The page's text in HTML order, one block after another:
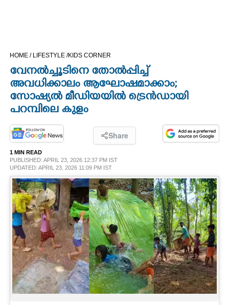
OPINION
LIFESTYLE
SPIRITUAL
INFO+
ART
ASTRO
HOME / LIFESTYLE /KIDS CORNER
വേനൽച്ചൂടിനെ തോൽപ്പിച്ച്
അവധിക്കാലം ആഘോഷമാക്കാം;
സോഷ്യൽ മീഡിയയിൽ ട്രെൻഡായി
പറമ്പിലെ കുളം
Share
1 MIN READ
PUBLISHED: APRIL 23, 2026 12:37 PM IST
UPDATED: APRIL 23, 2026 11:09 PM IST